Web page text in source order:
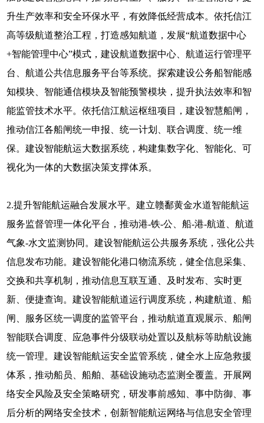
升生产效率和安全环保水平，有效降低经营成本。依托信江
高等级航道整治工程，打造感知航道，发展“航道数据中心
+智能管理中心”模式，建设航道数据中心、航道运行管理平
台、航道公共信息服务平台等系统。探索建设公务船智能感
知模块、智能通信模块及智能预警模块，提升执法效率和智
能监管技术水平。依托信江航运枢纽项目，建设智慧船闸，
推动信江各船闸统一申报、统一计划、联合调度、统一维
保。建设智能航运大数据系统，构建集数字化、智能化、可
视化为一体的大数据决策支撑体系。
2.提升智能航运融合发展水平。建立赣鄱黄金水道智能航运
服务监督管理一体化平台，推动港-铁-公、船-港-航道、航道
气象-水文监测协同。建设智能航运公共服务系统，强化公共
信息发布功能。建设智能化港口物流系统，健全信息采集、
交换和共享机制，推动信息互联互通、及时发布、实时更
新、便捷查询。建设智能航道运行调度系统，构建航道、船
闸、服务区统一调度的监管平台，推动航道直观展示、船闸
智能联合调度、应急事件分级联动处置以及航标等助航设施
统一管理。建设智能航运安全监管系统，健全水上应急救援
体系，推动船员、船舶、基础设施动态监测全覆盖。开展网
络安全风险及安全策略研究，研发事前感知、事中防御、事
后分析的网络安全技术，创新智能航运网络与信息安全管理